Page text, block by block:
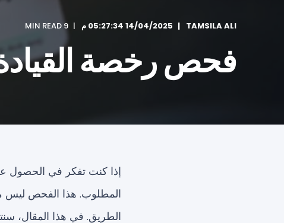
TAMSILA ALI 14/04/2025 05:27:34 م 9 MIN READ
فحص رخصة
إذا كنت تفكر في
المطلوب. هذا الفحص ليس
الطريق. في هذا المقال،